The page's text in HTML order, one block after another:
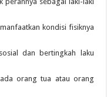
kondisi fisiknya
dan bertingkah laku
orang tua atau orang